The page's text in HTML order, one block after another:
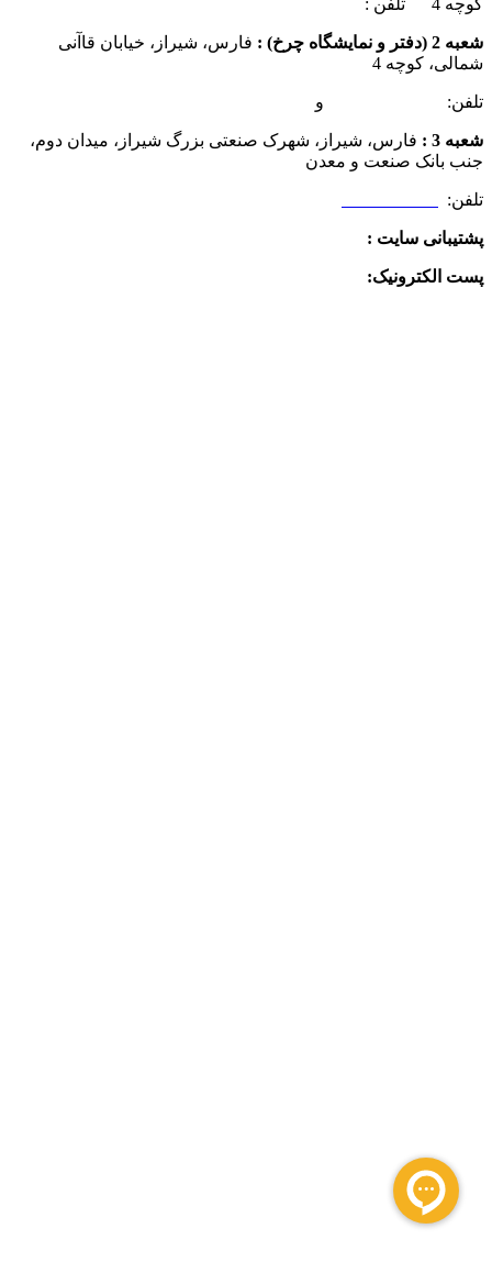
شعبه 2 (دفتر و نمایشگاه چرخ) :
فارس، شیراز، خیابان قاآنی
شمالی، کوچه 4
تلفن: و
شعبه 3 :
فارس، شیراز، شهرک صنعتی بزرگ شیراز، میدان دوم،
جنب بانک صنعت و معدن
تلفن:
پشتیبانی سایت :
پست الکترونیک: